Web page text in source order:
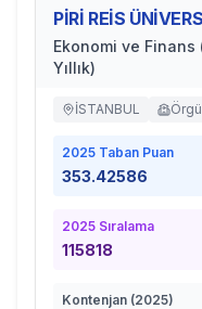
PİRİ REİS
Ekonomi ve
Yıllık)
İSTANBUL
2025 Taban Puan
353.42586
2025 Sıralama
115818
Kontenjan (2025)